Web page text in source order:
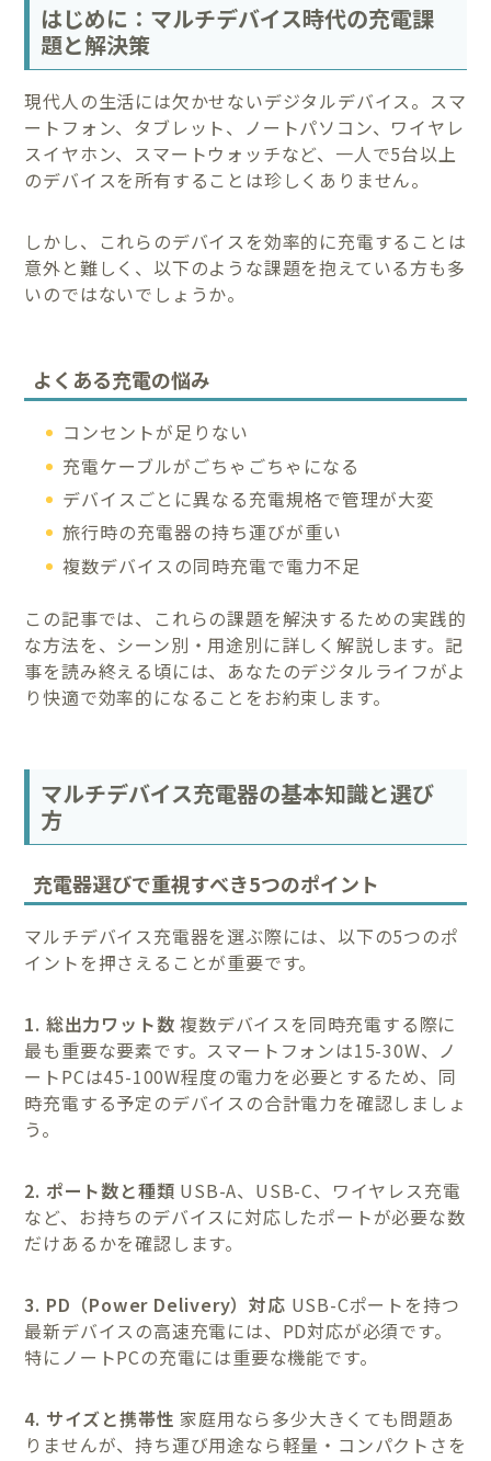
はじめに：マルチデバイス時代の充電課
題と解決策
現代人の生活には欠かせないデジタルデバイス。スマ
ートフォン、タブレット、ノートパソコン、ワイヤレ
スイヤホン、スマートウォッチなど、一人で5台以上
のデバイスを所有することは珍しくありません。
しかし、これらのデバイスを効率的に充電することは
意外と難しく、以下のような課題を抱えている方も多
いのではないでしょうか。
よくある充電の悩み
コンセントが足りない
充電ケーブルがごちゃごちゃになる
デバイスごとに異なる充電規格で管理が大変
旅行時の充電器の持ち運びが重い
複数デバイスの同時充電で電力不足
この記事では、これらの課題を解決するための実践的
な方法を、シーン別・用途別に詳しく解説します。記
事を読み終える頃には、あなたのデジタルライフがよ
り快適で効率的になることをお約束します。
マルチデバイス充電器の基本知識と選び
方
充電器選びで重視すべき5つのポイント
マルチデバイス充電器を選ぶ際には、以下の5つのポ
イントを押さえることが重要です。
1. 総出力ワット数 複数デバイスを同時充電する際に
最も重要な要素です。スマートフォンは15-30W、ノ
ートPCは45-100W程度の電力を必要とするため、同
時充電する予定のデバイスの合計電力を確認しましょ
う。
2. ポート数と種類 USB-A、USB-C、ワイヤレス充電
など、お持ちのデバイスに対応したポートが必要な数
だけあるかを確認します。
3. PD（Power Delivery）対応 USB-Cポートを持つ
最新デバイスの高速充電には、PD対応が必須です。
特にノートPCの充電には重要な機能です。
4. サイズと携帯性 家庭用なら多少大きくても問題あ
りませんが、持ち運び用途なら軽量・コンパクトさを